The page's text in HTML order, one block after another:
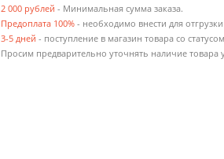
2 000 рублей - Минимальная сумма заказа.
Предоплата 100% - необходимо внести для отгрузки
3-5 дней - поступление в магазин товара со
Просим предварительно уточнять наличие товара